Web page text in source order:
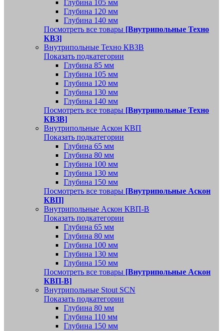
Глубина 105 мм
Глубина 120 мм
Глубина 140 мм
Посмотреть все товары [Внутрипольные Техно
КВЗ]
Внутрипольные Техно КВЗВ
Показать подкатегории
Глубина 85 мм
Глубина 105 мм
Глубина 120 мм
Глубина 130 мм
Глубина 140 мм
Посмотреть все товары [Внутрипольные Техно
КВЗВ]
Внутрипольные Аскон КВП
Показать подкатегории
Глубина 65 мм
Глубина 80 мм
Глубина 100 мм
Глубина 130 мм
Глубина 150 мм
Посмотреть все товары [Внутрипольные Аскон
КВП]
Внутрипольные Аскон КВП-В
Показать подкатегории
Глубина 65 мм
Глубина 80 мм
Глубина 100 мм
Глубина 130 мм
Глубина 150 мм
Посмотреть все товары [Внутрипольные Аскон
КВП-В]
Внутрипольные Stout SCN
Показать подкатегории
Глубина 80 мм
Глубина 110 мм
Глубина 150 мм